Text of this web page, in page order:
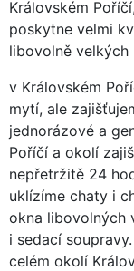
Královském
poskytne velmi
libovolně
v Královském
mytí, ale
jednorázové a
Poříčí a okolí
nepřetržitě 24
uklízíme chaty i
okna libovolných
i sedací
celém okolí